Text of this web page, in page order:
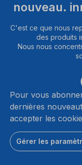
nouveau.
C'est ce que nous
des produits
Nous nous
Pour vous
dernières
accepter les
Gérer les